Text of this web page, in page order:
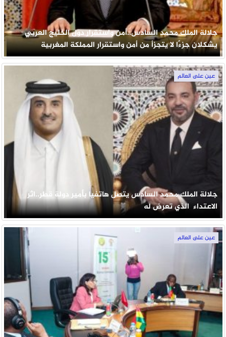
جلالة الملك محمد السادس..أمن واستقرار دول الخليج العربي
يشكلان جزءًا لا يتجزأ من أمن واستقرار المملكة المغربية
عين على العالم
جلالة الملك محمد السادس يتصل هاتفيا بأمير دولة قطر..اثر
الاعتداء الذي تعرض له
عين على العالم